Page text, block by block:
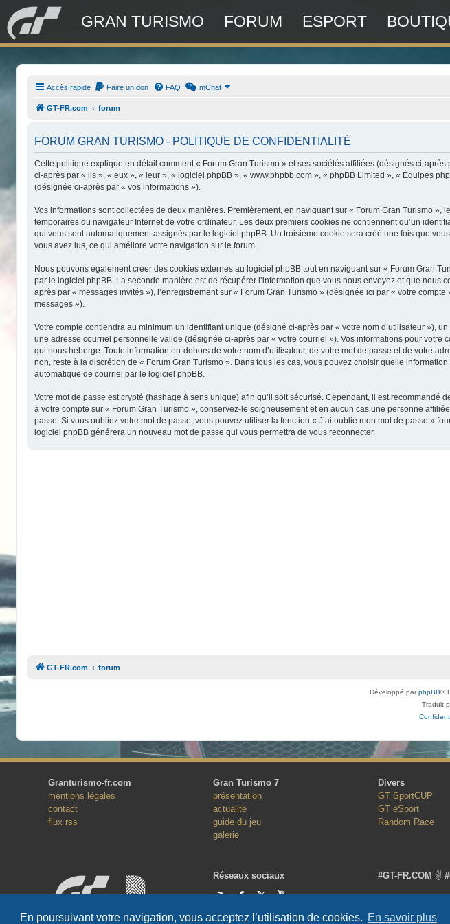
En poursuivant votre navigation, vous acceptez l’utilisation de cookies. En savoir plus
GRAN TURISMO FORUM ESPORT
Accès rapide Faire un don FAQ mChat
GT-FR.com forum
FORUM GRAN TURISMO - POLITIQUE DE CONFIDENTIALITÉ
Cette politique explique en détail comment « Forum Gran Turismo » et ses sociétés affiliées (désignés ci-
ci-après par « ils », « eux », « leur », « logiciel phpBB », « www.phpbb.com », « phpBB Limited », « Équipes
(désignée ci-après par « vos informations »).
Vos informations sont collectées de deux manières. Premièrement, en naviguant sur « Forum Gran Turismo
temporaires du navigateur Internet de votre ordinateur. Les deux premiers cookies ne contiennent qu’un
qui vous sont automatiquement assignés par le logiciel phpBB. Un troisième cookie sera créé une fois que
vous avez lus, ce qui améliore votre navigation sur le forum.
Nous pouvons également créer des cookies externes au logiciel phpBB tout en naviguant sur « Forum Gran
par le logiciel phpBB. La seconde manière est de récupérer l’information que vous nous envoyez et que
après par « messages invités »), l’enregistrement sur « Forum Gran Turismo » (désignée ici par « votre
messages »).
Votre compte contiendra au minimum un identifiant unique (désigné ci-après par « votre nom d’utilisateur »),
une adresse courriel personnelle valide (désignée ci-après par « votre courriel »). Vos informations pour
qui nous héberge. Toute information en-dehors de votre nom d’utilisateur, de votre mot de passe et de votre
non, reste à la discrétion de « Forum Gran Turismo ». Dans tous les cas, vous pouvez choisir quelle
automatique de courriel par le logiciel phpBB.
Votre mot de passe est crypté (hashage à sens unique) afin qu’il soit sécurisé. Cependant, il est
à votre compte sur « Forum Gran Turismo », conservez-le soigneusement et en aucun cas une personne
passe. Si vous oubliez votre mot de passe, vous pouvez utiliser la fonction « J’ai oublié mon mot de passe »
logiciel phpBB générera un nouveau mot de passe qui vous permettra de vous reconnecter.
GT-FR.com forum
Développé parphpBB®
Traduit
Granturismo-fr.com
mentions légales
contact
flux rss
Gran Turismo 7
présentation
actualité
guide du jeu
galerie
Divers
GT SportCUP
GT eSport
Random Race
Réseaux sociaux #GT-FR.COM ✌